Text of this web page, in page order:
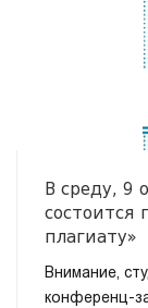
В среду, 9
состоится
плагиату»
Внимание,
конференц-